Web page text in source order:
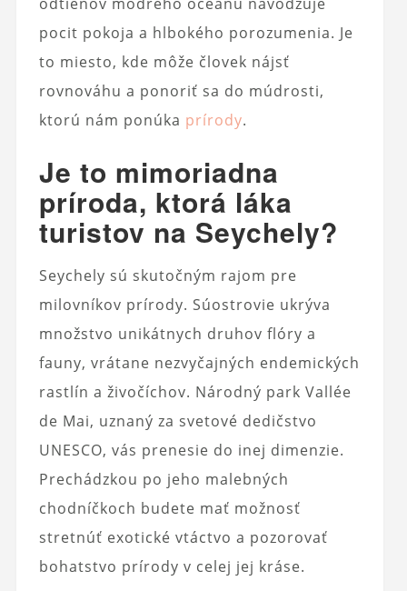
pocit pokoja a hlbokého porozumenia. Je
to miesto, kde môže človek nájsť
rovnováhu a ponoriť sa do múdrosti,
ktorú nám ponúka prírody.
Je to mimoriadna
príroda, ktorá láka
turistov na Seychely?
Seychely sú skutočným rajom pre
milovníkov prírody. Súostrovie ukrýva
množstvo unikátnych druhov flóry a
fauny, vrátane nezvyčajných endemických
rastlín a živočíchov. Národný park Vallée
de Mai, uznaný za svetové dedičstvo
UNESCO, vás prenesie do inej dimenzie.
Prechádzkou po jeho malebných
chodníčkoch budete mať možnosť
stretnúť exotické vtáctvo a pozorovať
bohatstvo prírody v celej jej kráse.